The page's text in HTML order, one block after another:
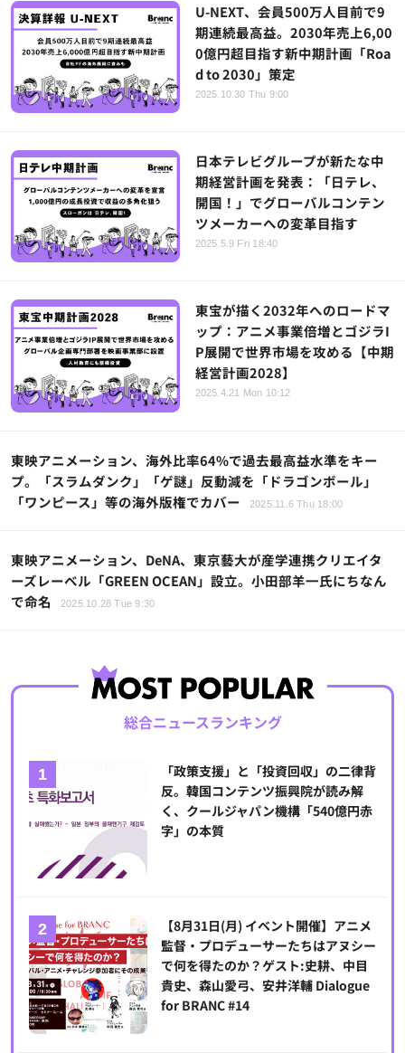
U-NEXT、会員500万人目前で9
期連続最高益。2030年売上6,00
0億円超目指す新中期計画「Roa
d to 2030」策定
2025.10.30 Thu 9:00
日本テレビグループが新たな中
期経営計画を発表：「日テレ、
開国！」でグローバルコンテン
ツメーカーへの変革目指す
2025.5.9 Fri 18:40
東宝が描く2032年へのロードマ
ップ：アニメ事業倍増とゴジラI
P展開で世界市場を攻める【中期
経営計画2028】
2025.4.21 Mon 10:12
東映アニメーション、海外比率64%で過去最高益水準をキー
プ。「スラムダンク」「ゲ謎」反動減を「ドラゴンボール」
「ワンピース」等の海外版権でカバー
2025.11.6 Thu 18:00
東映アニメーション、DeNA、東京藝大が産学連携クリエイタ
ーズレーベル「GREEN OCEAN」設立。小田部羊一氏にちなん
で命名
2025.10.28 Tue 9:30
総合ニュースランキング
「政策支援」と「投資回収」の二律背
反。韓国コンテンツ振興院が読み解
く、クールジャパン機構「540億円赤
字」の本質
【8月31日(月) イベント開催】アニメ
監督・プロデューサーたちはアヌシー
で何を得たのか？ゲスト:史耕、中目
貴史、森山愛弓、安井洋輔 Dialogue
for BRANC #14